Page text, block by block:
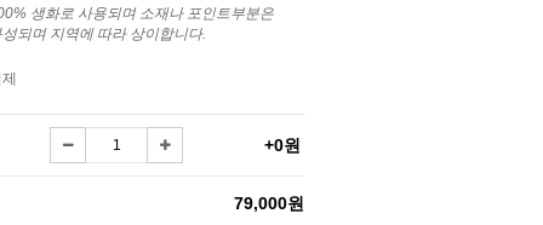
생화로 사용되며 소재나 포인트부분은
되며 지역에 따라 상이합니다.
+0원
79,000원